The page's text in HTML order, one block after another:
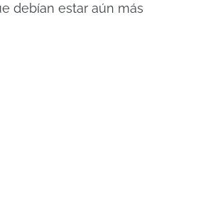
debían estar aún más